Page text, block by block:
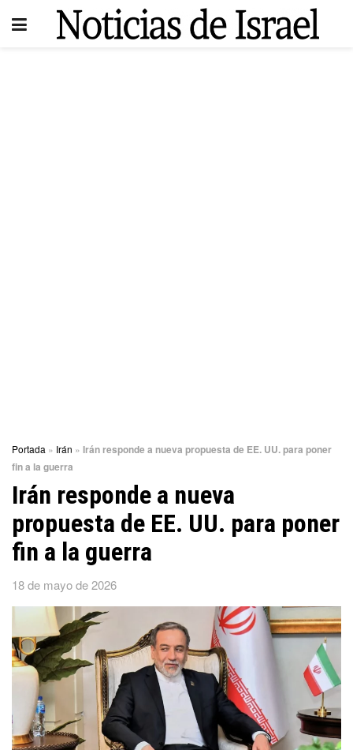
Portada » Irán » Irán responde a nueva propuesta de EE. UU. para poner
fin a la guerra
Irán responde a nueva
propuesta de EE. UU. para poner
fin a la guerra
18 de mayo de 2026